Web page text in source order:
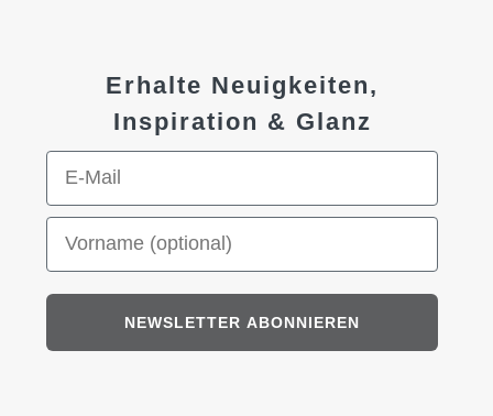
Erhalte Neuigkeiten,
Inspiration & Glanz
E-Mail-Adresse
Vorname (optional)
NEWSLETTER ABONNIEREN